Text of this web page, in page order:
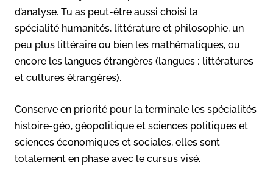
d’analyse. Tu as peut-être aussi choisi la
spécialité humanités, littérature et philosophie, un
peu plus littéraire ou bien les mathématiques, ou
encore les langues étrangères (langues ; littératures
et cultures étrangères).
Conserve en priorité pour la terminale les spécialités
histoire-géo, géopolitique et sciences politiques et
sciences économiques et sociales, elles sont
totalement en phase avec le cursus visé.